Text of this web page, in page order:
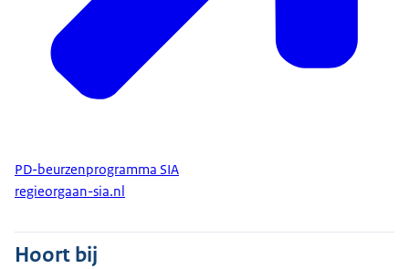
PD-beurzenprogramma SIA
regieorgaan-sia.nl
Hoort bij